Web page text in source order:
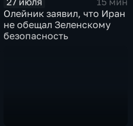
Олейник заявил, что Иран
не обещал Зеленскому
безопасность